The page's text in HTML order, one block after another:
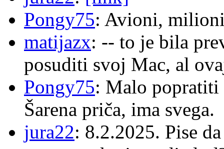
Pongy75: Avioni,
matijazx: -- to je bila
posuditi svoj Mac, al
Pongy75: Malo popratiti
Šarena priča, ima svega.
jura22: 8.2.2025. Pise